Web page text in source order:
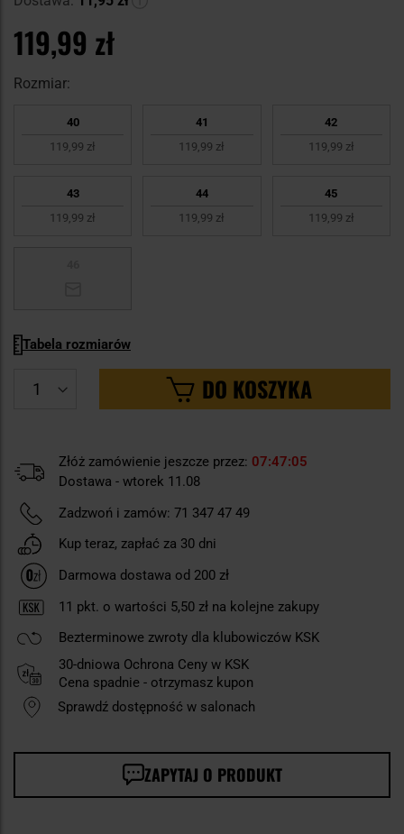
119,99 zł
Rozmiar:
40
119,99 zł
41
119,99 zł
42
119,99 zł
43
119,99 zł
44
119,99 zł
45
119,99 zł
Tabela rozmiarów
DO KOSZYKA
Złóż zamówienie jeszcze przez: 07 47 04
Dostawa - wtorek 11.08
Zadzwoń i zamów: 71 347 47 49
Kup teraz, zapłać za 30 dni
Darmowa dostawa od 200 zł
11 pkt. o wartości 5,50 zł na kolejne zakupy
Bezterminowe zwroty dla klubowiczów KSK
30-dniowa Ochrona Ceny w KSK
Cena spadnie - otrzymasz kupon
Sprawdź dostępność w salonach
ZAPYTAJ O PRODUKT